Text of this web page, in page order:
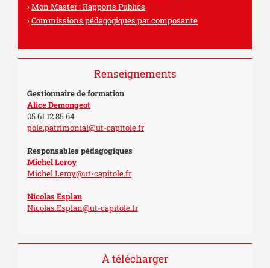
Mon Master : Rapports Publics
Commissions pédagogiques par composante
Renseignements
Gestionnaire de formation
Alice Demongeot
05 61 12 85 64
pole.patrimonial@ut-capitole.fr
Responsables pédagogiques
Michel Leroy
Michel.Leroy@ut-capitole.fr
Nicolas Esplan
Nicolas.Esplan@ut-capitole.fr
À télécharger